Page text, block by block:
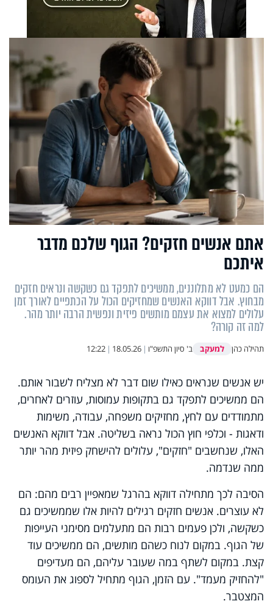
אתם אנשים חזקים? הגוף שלכם מדבר
איתכם
הם כמעט לא מתלוננים, ממשיכים לתפקד גם כשקשה ונראים חזקים
מבחוץ. אבל דווקא האנשים שמחזיקים הכול על הכתפיים לאורך זמן
עלולים למצוא את עצמם מותשים פיזית ונפשית הרבה יותר מהר.
למה זה קורה?
תהילה כהן למעקב ב' סיון התשפ"ו |
18.05.26
|
12:22
יש אנשים שנראים כאילו שום דבר לא מצליח לשבור אותם.
הם ממשיכים לתפקד גם בתקופות עמוסות, עוזרים לאחרים,
מתמודדים עם לחץ, מחזיקים משפחה, עבודה, משימות
ודאגות - וכלפי חוץ הכול נראה בשליטה. אבל דווקא האנשים
האלו, שנחשבים "חזקים", עלולים להישחק פיזית מהר יותר
ממה שנדמה.
הסיבה לכך מתחילה דווקא בהרגל שמאפיין רבים מהם: הם
לא עוצרים. אנשים חזקים רגילים להיות אלו שממשיכים גם
כשקשה, ולכן פעמים רבות הם מתעלמים מסימני העייפות
של הגוף. במקום לנוח כשהם מותשים, הם ממשיכים עוד
קצת. במקום לשתף במה שעובר עליהם, הם מעדיפים
"להחזיק מעמד". עם הזמן, הגוף מתחיל לספוג את העומס
המצטבר.